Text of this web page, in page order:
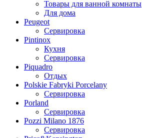
Товары для ванной комнаты
Для дома
Peugeot
Сервировка
Pintinox
Кухня
Сервировка
Piquadro
Отдых
Polskie Fabryki Porcelany
Сервировка
Porland
Сервировка
Pozzi Milano 1876
Сервировка